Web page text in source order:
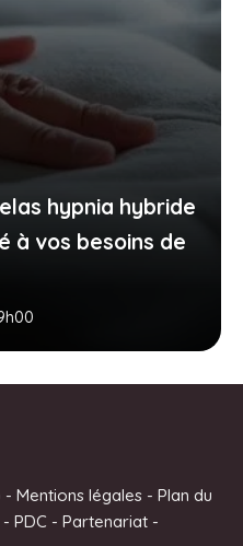
hypnia hybride
à vos besoins de
- Mentions légales- Plan du
- PDC - Partenariat -